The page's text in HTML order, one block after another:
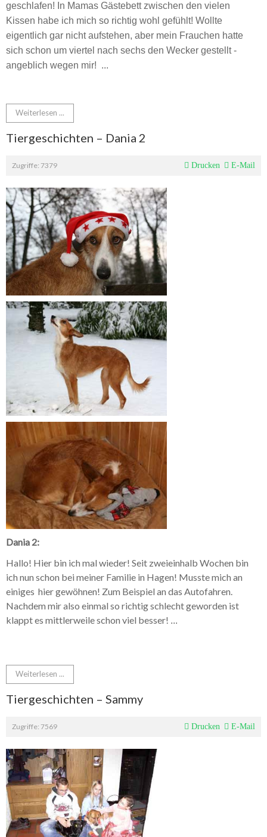
geschlafen! In Mamas Gästebett zwischen den vielen
Kissen habe ich mich so richtig wohl gefühlt! Wollte
eigentlich gar nicht aufstehen, aber mein Frauchen hatte
sich schon um viertel nach sechs den Wecker gestellt -
angeblich wegen mir! ...
Weiterlesen ...
Tiergeschichten – Dania 2
Zugriffe: 7379 Drucken E-Mail
Dania 2:
Hallo! Hier bin ich mal wieder! Seit zweieinhalb Wochen bin
ich nun schon bei meiner Familie in Hagen! Musste mich an
einiges hier gewöhnen! Zum Beispiel an das Autofahren.
Nachdem mir also einmal so richtig schlecht geworden ist
klappt es mittlerweile schon viel besser! ...
Weiterlesen ...
Tiergeschichten – Sammy
Zugriffe: 7569 Drucken E-Mail